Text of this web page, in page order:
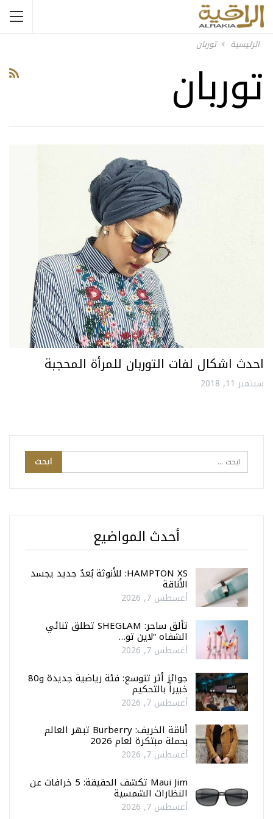
الرئيسية توربان
توربان
احدث اشكال لفات التوربان للمرأة المحجبة
سبتمبر 11, 2018
أحدث المواضيع
HAMPTON XS: للأنوثة بُعدٌ جديد يجسد
الأناقة
أغسطس 7, 2026
تألق ساحر: SHEGLAM تطلق ثنائي
الشفاه “لاين تو…
أغسطس 7, 2026
جوائز أثر تتوسع: فئة رياضية جديدة و80
خبيراً بالتحكيم
أغسطس 7, 2026
أناقة الخريف: Burberry تبهر العالم
بحملة مبتكرة لعام 2026
أغسطس 7, 2026
Maui Jim تكشف الحقيقة: 5 خرافات عن
النظارات الشمسية
أغسطس 7, 2026